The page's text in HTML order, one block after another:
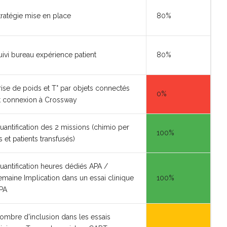
mise en place 80%
bureau expérience patient 80%
de poids et T° par objets connectés
connexion à Crossway
0%
des 2 missions (chimio per
et patients transfusés)
100%
heures dédiés APA /
Implication dans un essai clinique
100%
d'inclusion dans les essais